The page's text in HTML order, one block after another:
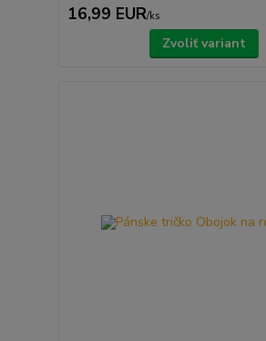
16,99 EUR/ks
Zvoliť variant